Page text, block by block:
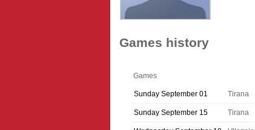
Games history
Games
Sunday September 01 Tirana
Sunday September 15 Tirana